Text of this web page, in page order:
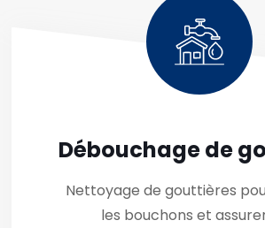
Débouchage de
Nettoyage de gouttières
les bouchons et